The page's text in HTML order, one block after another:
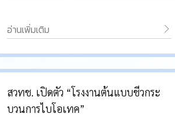
อ่านเพิ่มเติม
สวทช. เปิดตัว “โรงงานต้นแบบชีวกระ
บวนการไบโอเทค”